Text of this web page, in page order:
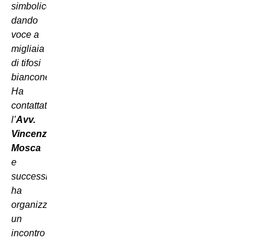
simbolico,
dando
voce a
migliaia
di tifosi
bianconeri.
Ha
contattato
l’Avv.
Vincenzo
Mosca
e
successivamente
ha
organizzato
un
incontro